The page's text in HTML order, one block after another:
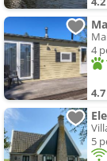
4
5